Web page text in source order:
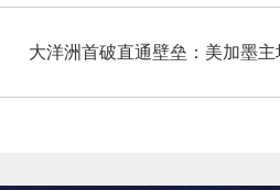
大洋洲首破直通壁垒：美加墨